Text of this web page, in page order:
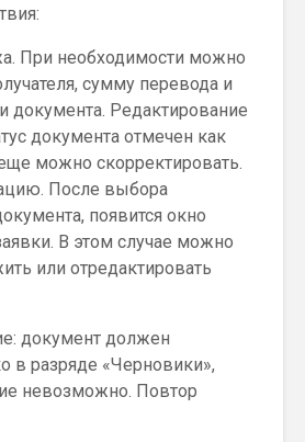
При необходимости можно
сумму перевода и
документа. Редактирование
документа отмечен как
можно скорректировать.
После выбора
появится окно
В этом случае можно
или отредактировать
документ должен
в разряде «Черновики»,
невозможно. Повтор